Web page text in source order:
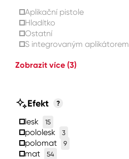
Aplikační pistole
Hladítko
Ostatní
S integrovaným aplikátorem
Zobrazit více (3)
Efekt ?
lesk 15
pololesk 3
polomat 9
mat 54